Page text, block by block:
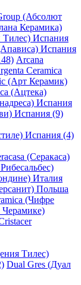
(Абсолют
Керамика)
Испания
Испания
Arcana
Ceramica
(Арт Керамик)
(Ацтека)
Испания
Испания (9)
Испания (4)
(Серакаса)
Италия
Польша
(Чифре
Черамике)
Тилес)
Dual Gres (Дуал